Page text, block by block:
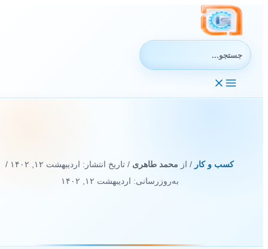
جستجوی:
کسب و کار/ از محمد طاهری/ تاریخ انتشار: اردیبهشت ۱۲, ۱۴۰۲
/
به‌روزرسانی: اردیبهشت ۱۲, ۱۴۰۲